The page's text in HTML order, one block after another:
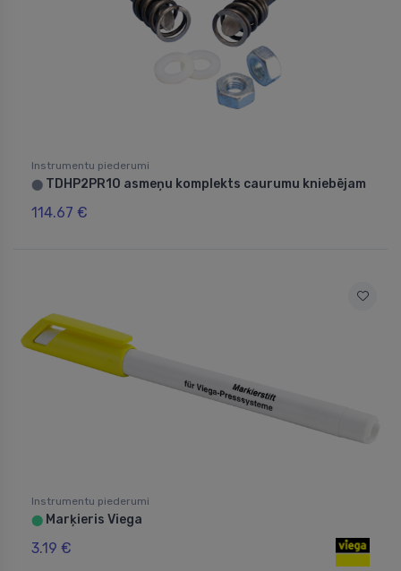
Instrumentu piederumi
⬤ TDHP2PR10 asmeņu komplekts caurumu kniebējam
114.67 €
Instrumentu piederumi
⬤ Marķieris Viega
3.19 €